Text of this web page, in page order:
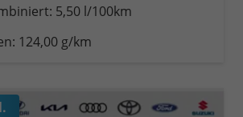
5,50 l/100km
124,00 g/km